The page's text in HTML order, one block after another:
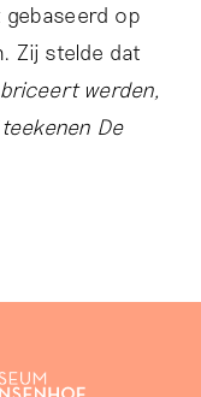
op
Zij stelde dat
werden,
De